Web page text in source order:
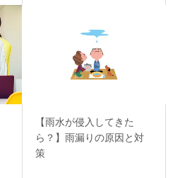
【雨水が侵入してきた
ら？】雨漏りの原因と対
策